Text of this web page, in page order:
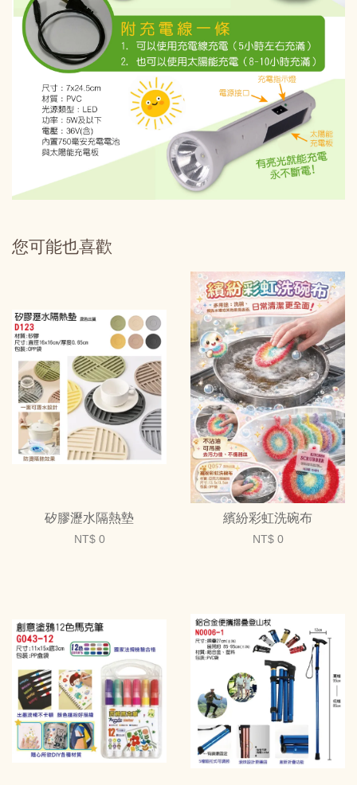
您可能也喜歡
矽膠瀝水隔熱墊
NT$ 0
繽紛彩虹洗碗布
NT$ 0